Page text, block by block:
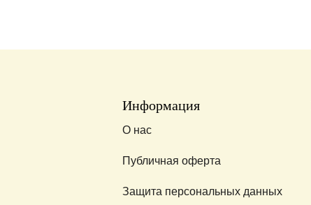
Информация
О нас
Публичная оферта
Защита персональных данных